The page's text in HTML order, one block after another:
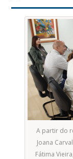
A partir do
Joana
Fátima